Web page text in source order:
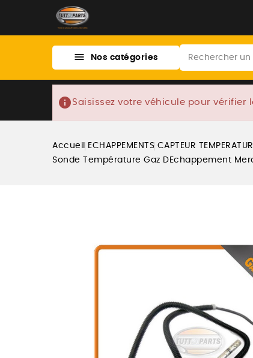
 Nos catégories
info Saisissez votre véhicule pour vérifier
Accueil ECHAPPEMENTS CAPTEUR
Sonde Température Gaz DEchappement